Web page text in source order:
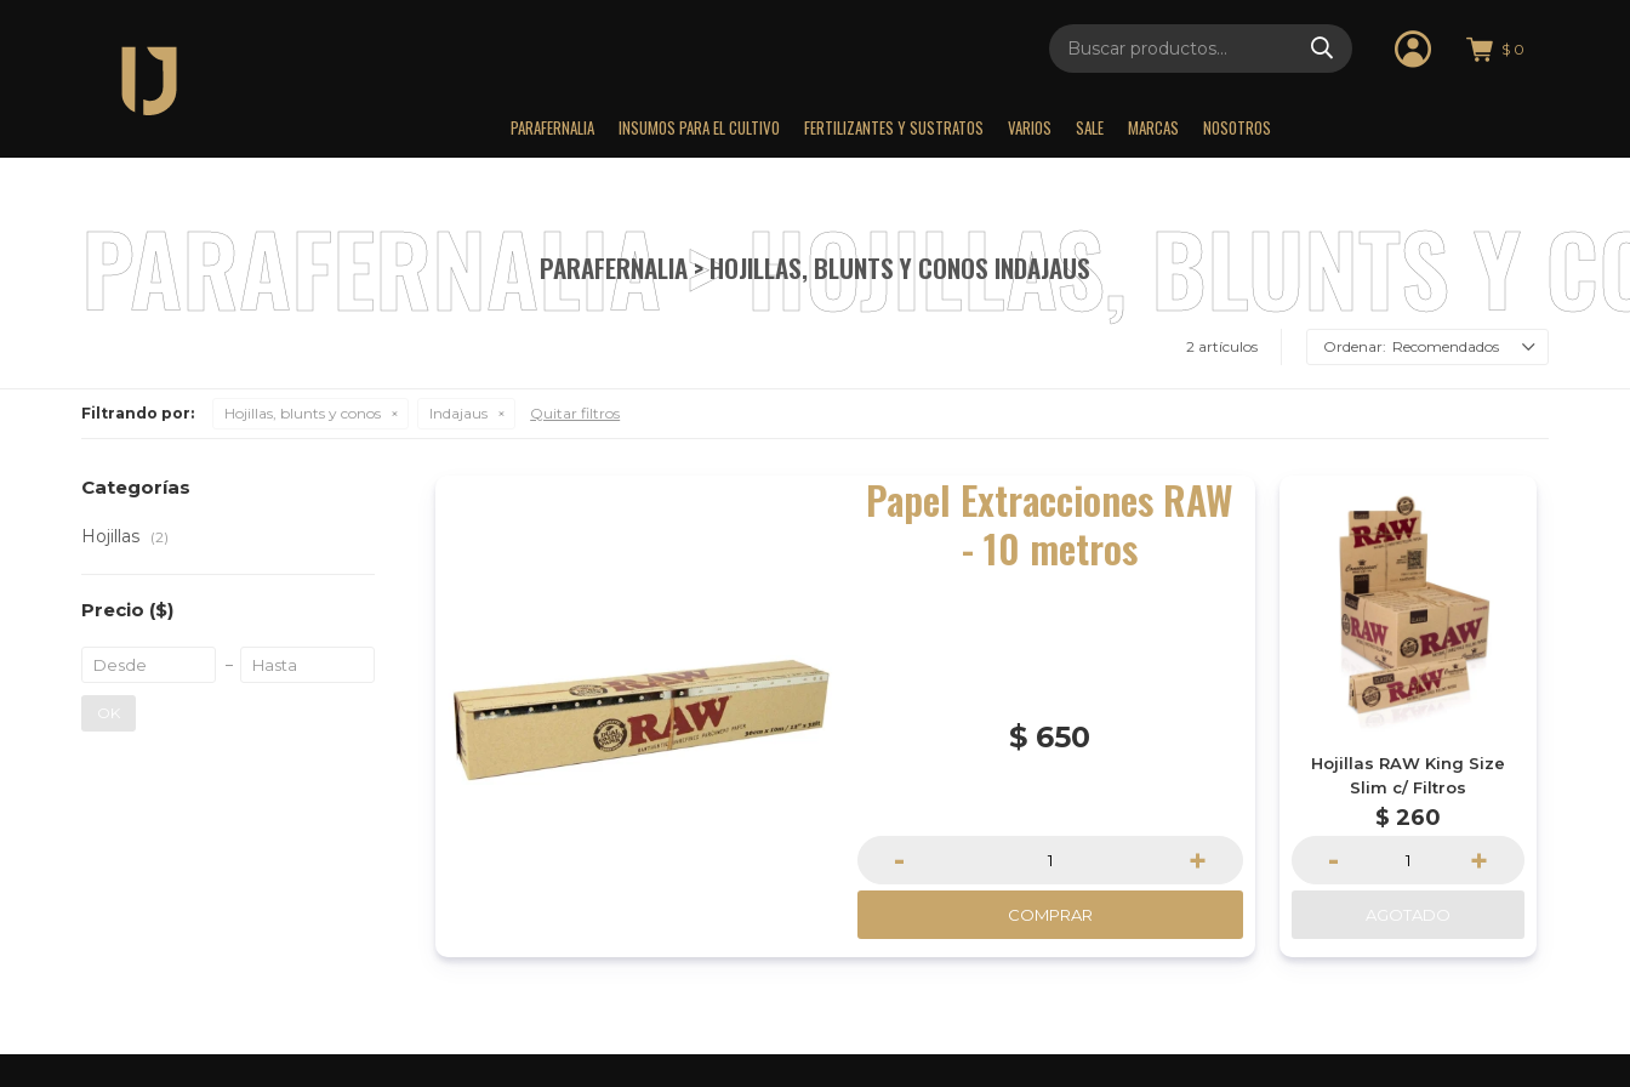
PARAFERNALIA INSUMOS PARA EL CULTIVO FERTILIZANTES Y SUSTRATOS VARIOS SALE MARCAS NOSOTROS
$ 0
PARAFERNALIA > HOJILLAS, BLUNTS Y CONOS INDAJAUS
2 artículos Recomendados
Filtrando por: Hojillas, blunts y conos Indajaus Quitar filtros
Papel Extracciones RAW
- 10 metros
$ 650
- +
COMPRAR
Hojillas RAW King Size
Slim c/ Filtros
$ 260
- +
AGOTADO
Categorías
Hojillas (2)
Precio ($)
OK